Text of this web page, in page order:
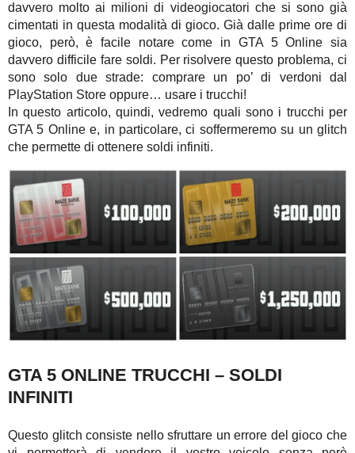
davvero molto ai milioni di videogiocatori che si sono già
cimentati in questa modalità di gioco. Già dalle prime ore di
gioco, però, è facile notare come in GTA 5 Online sia
davvero difficile fare soldi. Per risolvere questo problema, ci
sono solo due strade: comprare un po’ di verdoni dal
PlayStation Store oppure… usare i trucchi!
In questo articolo, quindi, vedremo quali sono i trucchi per
GTA 5 Online e, in particolare, ci soffermeremo su un glitch
che permette di ottenere soldi infiniti.
GTA 5 ONLINE TRUCCHI – SOLDI
INFINITI
Questo glitch consiste nello sfruttare un errore del gioco che